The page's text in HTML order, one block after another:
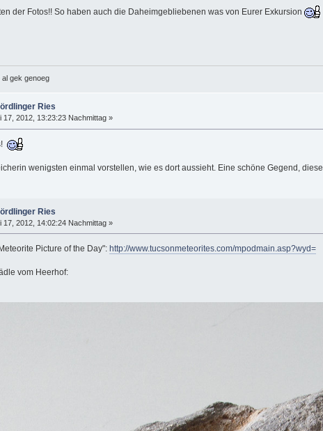
der Fotos!! So haben auch die Daheimgebliebenen was von Eurer Exkursion
al gek genoeg
Ries
17, 2012, 13:23:23 Nachmittag »
wenigsten einmal vorstellen, wie es dort aussieht. Eine schöne Gegend,
Ries
17, 2012, 14:02:24 Nachmittag »
Picture of the Day": http://www.tucsonmeteorites.com/mpodmain.asp?wyd=
vom Heerhof: